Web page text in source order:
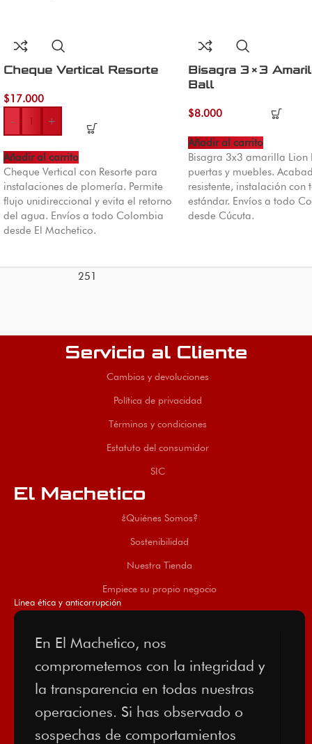
Cheque Vertical Resorte
$17.000
-
+
Añadir al carrito
Cheque Vertical con Resorte para
instalaciones de plomería. Permite
flujo unidireccional y evita el retorno
del agua. Envíos a todo Colombia
desde El Machetico.
Bisagra 3×3
Ball
$8.000
Añadir al carrito
Bisagra 3x3 amarilla Lion
puertas y muebles.
resistente, instalación con
estándar. Envíos a todo
desde Cúcuta.
251
Servicio al Cliente
Cambios y devoluciones
Política de privacidad
Términos y condiciones
Estatuto del consumidor
SIC
El Machetico
¿Quiénes Somos?
Sostenibilidad
Nuestra Tienda
Empiece su propio negocio
Línea ética y anticorrupción
En El Machetico, nos
comprometemos con la integridad y
la transparencia en todas nuestras
operaciones. Si has observado o
sospechas de comportamientos